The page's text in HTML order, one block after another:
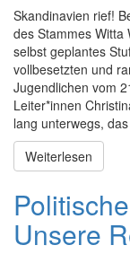
Skandinavien rief!
des Stammes Witta
selbst geplantes
vollbesetzten und
Jugendlichen vom
Leiter*innen
lang unterwegs,
Weiterlesen
Unsere